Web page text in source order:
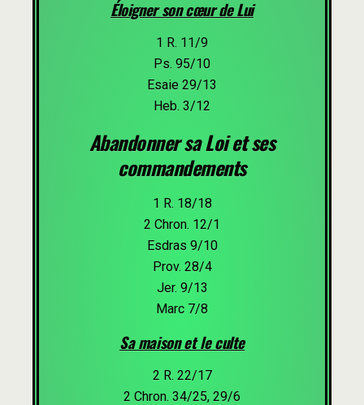
Éloigner son cœur de Lui
1 R. 11/9
Ps. 95/10
Esaie 29/13
Heb. 3/12
Abandonner sa Loi et ses
commandements
1 R. 18/18
2 Chron. 12/1
Esdras 9/10
Prov. 28/4
Jer. 9/13
Marc 7/8
Sa maison et le culte
2 R. 22/17
2 Chron. 34/25, 29/6